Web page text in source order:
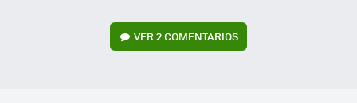
VER2 COMENTARIOS